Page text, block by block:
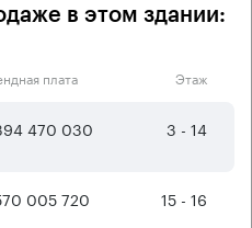
в этом здании:
плата Этаж
470 030 3 - 14
005 720 15 - 16